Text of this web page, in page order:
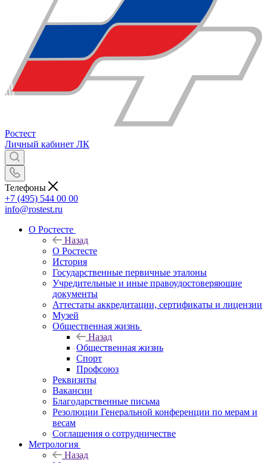
Ростест
Личный кабинет ЛК
Телефоны
+7 (495) 544 00 00
info@rostest.ru
О Ростесте
Назад
О Ростесте
История
Государственные первичные эталоны
Учредительные и иные правоудостоверяющие
документы
Аттестаты аккредитации, сертификаты и лицензии
Музей
Общественная жизнь
Назад
Общественная жизнь
Спорт
Профсоюз
Реквизиты
Вакансии
Благодарственные письма
Резолюции Генеральной конференции по мерам и
весам
Соглашения о сотрудничестве
Метрология
Назад